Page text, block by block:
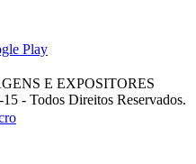
E EXPOSITORES
- Todos Direitos Reservados.